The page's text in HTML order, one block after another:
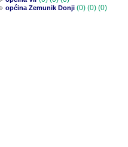
općina Zemunik Donji (0) (0) (0)